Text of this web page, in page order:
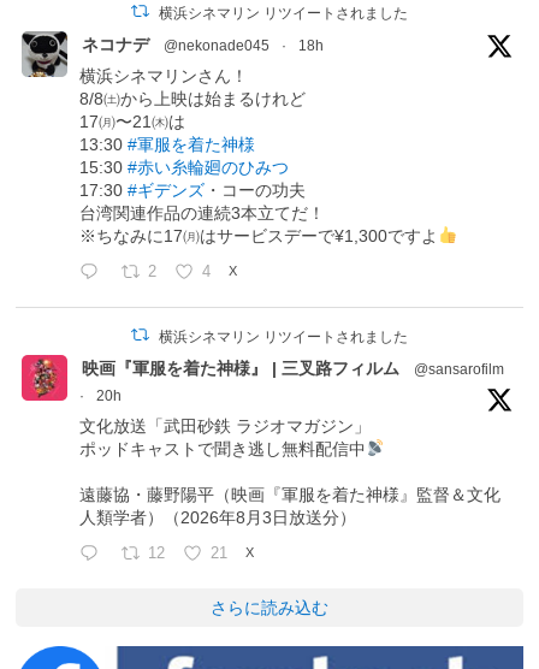
横浜シネマリン リツイートされました
ネコナデ @nekonade045 · 18h
横浜シネマリンさん！
8/8㈯から上映は始まるけれど
17㈪〜21㈭は
13:30#軍服を着た神様
15:30#赤い糸輪廻のひみつ
17:30#ギデンズ ・コーの功夫
台湾関連作品の連続3本立てだ！
※ちなみに17㈪はサービスデーで¥1,300ですよ
2 4 X
横浜シネマリン リツイートされました
映画『軍服を着た神様』 | 三叉路フィルム
@sansarofilm
·
20h
文化放送「武田砂鉄 ラジオマガジン」
ポッドキャストで聞き逃し無料配信中
遠藤協・藤野陽平（映画『軍服を着た神様』監督＆文化
人類学者）（2026年8月3日放送分）
12 21 X
さらに読み込む